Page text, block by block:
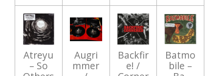
Atreyu
– So
Augri
mmer
Backfir
e! /
Batmo
bile ‎–